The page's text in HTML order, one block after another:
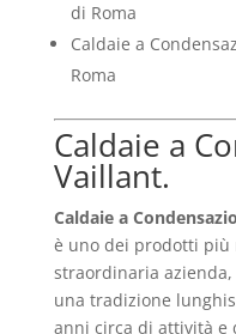
di Roma
Caldaie a
Roma
Caldaie a
Vaillant.
Caldaie a
è uno dei prodotti
straordinaria
una tradizione
anni circa di attività e